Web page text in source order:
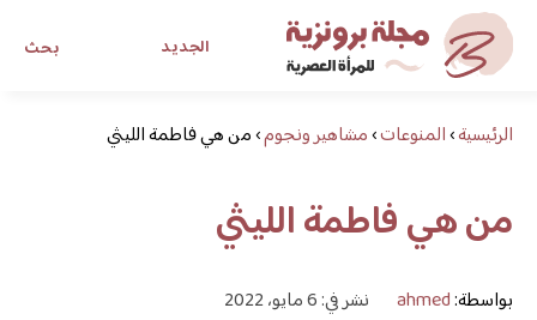
بحث الجديد
مجلة برونزية للفتاة العصرية
ابحث عن أي موضوع يهمك
الرئيسية›المنوعات›مشاهير ونجوم›من هي فاطمة الليثي
من هي فاطمة الليثي
بواسطة:ahmed نشر في: 6 مايو، 2022